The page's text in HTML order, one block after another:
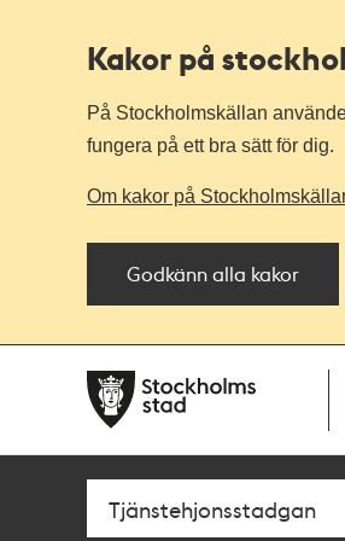
Kakor på
På Stockholmskällan
fungera på ett bra sätt för dig.
Om kakor på
Godkänn alla kakor
navigationen
huvudinnehållet
Sök